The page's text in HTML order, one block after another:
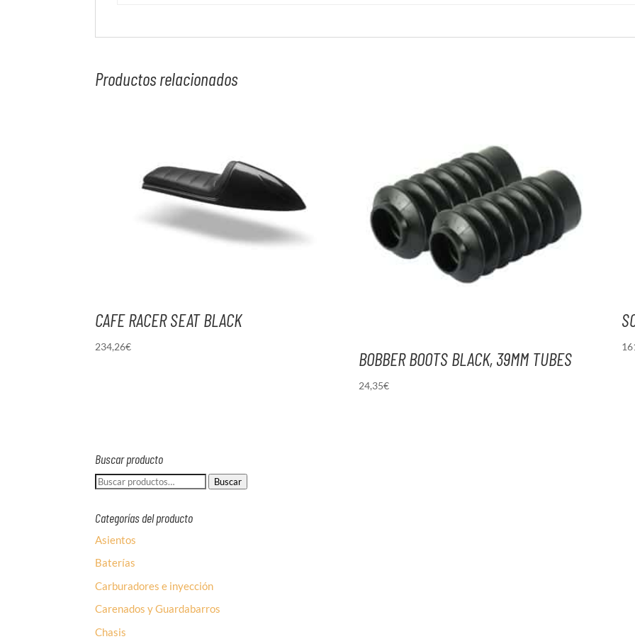
Productos relacionados
CAFE RACER SEAT BLACK
234,26€
BOBBER BOOTS BLACK, 39MM TUBES
24,35€
Buscar producto
Buscar
Buscar
Categorías del producto
Asientos
Baterías
Carburadores e inyección
Carenados y Guardabarros
Chasis